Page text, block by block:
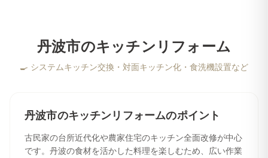
丹波市のキッチンリフォーム
🍳 システムキッチン交換・対面キッチン化・食洗機設置など
丹波市のキッチンリフォームのポイント
古民家の台所近代化や農家住宅のキッチン全面改修が中心
です。丹波の食材を活かした料理を楽しむため、広い作業